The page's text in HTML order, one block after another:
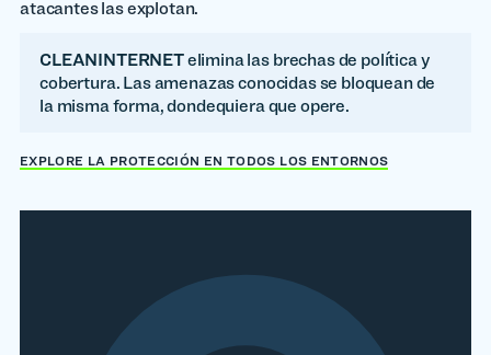
atacantes las explotan.
CLEANINTERNETelimina las brechas de política y
cobertura. Las amenazas conocidas se bloquean de
la misma forma, dondequiera que opere.
EXPLORE LA PROTECCIÓN EN TODOS LOS ENTORNOS